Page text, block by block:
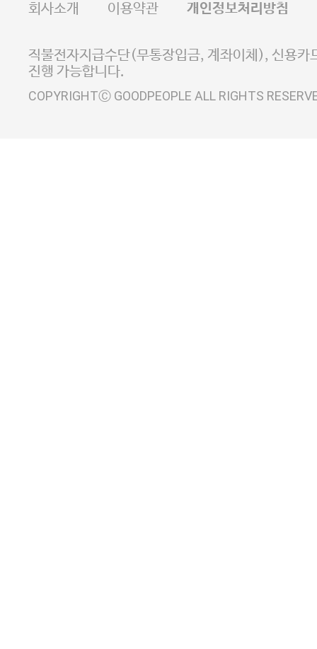
E-MAIL goodpeople@gpin.co.kr
사업자정보확인
이니시스 에스크로 서비
회사소개 이용약관 개인정보처리방침
직불전자지급수단(무통장입금, 계좌이체), 신용카
진행 가능합니다.
COPYRIGHTⒸ GOODPEOPLE ALL RIGHTS